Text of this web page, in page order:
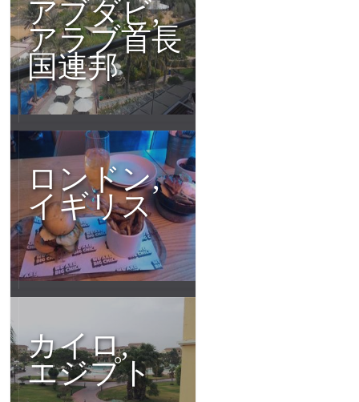
アブダビ,
アラブ首長
国連邦
ロンドン,
イギリス
カイロ,
エジプト